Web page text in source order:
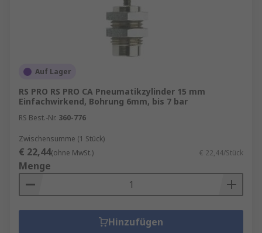
Auf Lager
RS PRO RS PRO CA Pneumatikzylinder 15 mm
Einfachwirkend, Bohrung 6mm, bis 7 bar
RS Best.-Nr. 360-776
Zwischensumme (1 Stück)
€ 22,44(ohne MwSt.) € 22,44/Stück
Menge
Hinzufügen